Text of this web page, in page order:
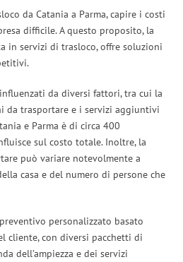
da Catania a Parma, capire i costi
difficile. A questo proposito, la
in servizi di trasloco, offre soluzioni
da diversi fattori, tra cui la
da trasportare e i servizi aggiuntivi
e Parma è di circa 400
sul costo totale. Inoltre, la
può variare notevolmente a
casa e del numero di persone che
personalizzato basato
cliente, con diversi pacchetti di
dell’ampiezza e dei servizi